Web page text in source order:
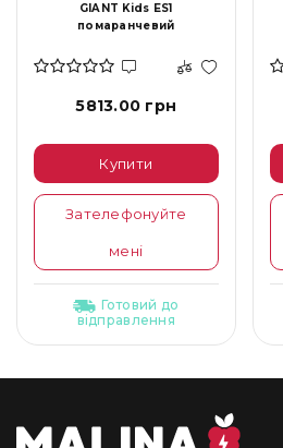
GIANT Kids ES1
помаранчевий
5813.00 грн
Купити
Зателефонуйте
мені
Готовий до
відправлення